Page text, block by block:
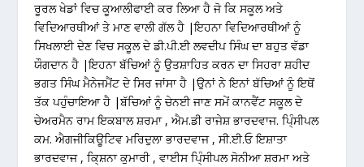
ਰੂਰਲ ਖੇਡਾਂ ਵਿਚ ਕੂਆਲੀਫਾਈ ਕਰ ਲਿਆ ਹੈ ਜੋ ਕਿ ਸਕੂਲ ਅਤੇ
ਵਿਦਿਆਰਥੀਆਂ ਤੇ ਮਾਣ ਵਾਲੀ ਗੱਲ ਹੈ |ਇਹਨਾ ਵਿਦਿਆਰਥੀਆਂ ਨੂੰ
ਸਿਖਲਾਈ ਦੇਣ ਵਿਚ ਸਕੂਲ ਦੇ ਡੀ.ਪੀ.ਈ ਲਵਦੀਪ ਸਿੰਘ ਦਾ ਬਹੁਤ ਵੱਡਾ
ਯੌਗਦਾਨ ਹੈ |ਇਹਨਾ ਬੱਚਿਆਂ ਨੂੰ ਉਤਸ਼ਾਹਿਤ ਕਰਨ ਦਾ ਸਿਹਰਾ ਸ਼ਹੀਦ
ਭਗਤ ਸਿੰਘ ਮੈਨੇਜਮੈਂਟ ਦੇ ਸਿਰ ਜਾਂਸਾ ਹੈ |ਉਨਾਂ ਨੇ ਇਨਾਂ ਬੱਚਿਆਂ ਨੂੰ ਇਥੋਂ
ਤੱਕ ਪਹੁੰਚਾਇਆ ਹੈ |ਬੱਚਿਆਂ ਨੂੰ ਚੇਨਈ ਜਾਣ ਸਮੇਂ ਕਾਨਵੈਂਟ ਸਕੂਲ ਦੇ
ਚੇਅਰਮੈਨ ਰਾਮ ਇਕਬਾਲ ਸ਼ਰਮਾ , ਐਮ.ਡੀ ਰਾਜੇਸ਼ ਭਾਰਦਵਾਜ. ਪਿ੍ੰਸੀਪਲ
ਕਮ. ਐਗਜੀਕਿਊਟਿਵ ਮਰਿਦੁਲਾ ਭਾਰਦਵਾਜ , ਸੀ.ਈ.ਓ ਇਸ਼ਾਤਾ
ਭਾਰਦਵਾਜ , ਕਿ੍ਸ਼ਨਾ ਕੁਮਾਰੀ , ਵਾਈਸ ਪਿ੍ੰਸੀਪਲ ਸੋਨੀਆ ਸ਼ਰਮਾ ਅਤੇ